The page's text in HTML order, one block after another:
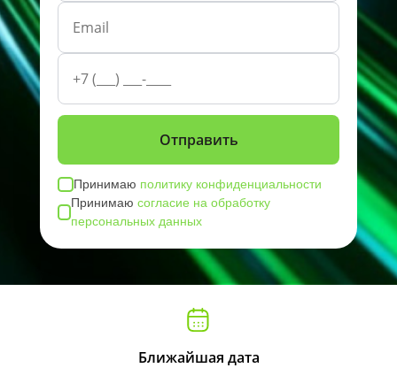
Принимаю политику конфиденциальности
Принимаюсогласие на обработку
персональных данных
Ближайшая дата